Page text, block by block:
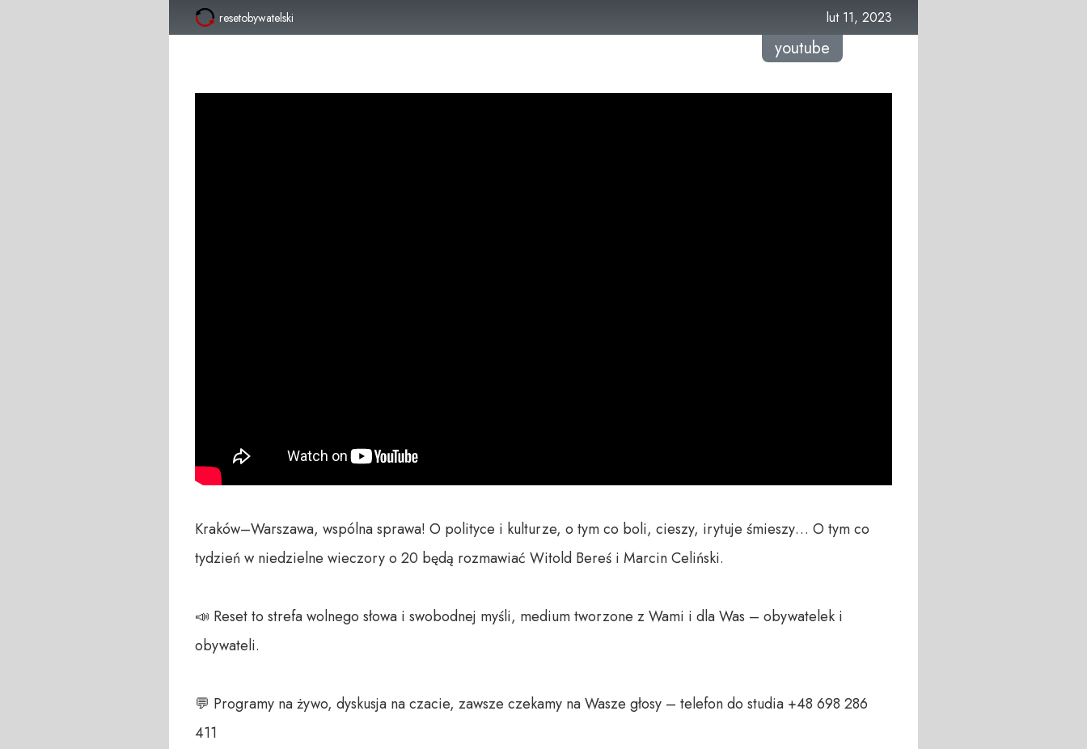
resetobywatelski lut 11, 2023
youtube
Kraków–Warszawa, wspólna sprawa! O polityce i kulturze, o tym co boli, cieszy, irytuje śmieszy… O tym co
tydzień w niedzielne wieczory o 20 będą rozmawiać Witold Bereś i Marcin Celiński.
📣 Reset to strefa wolnego słowa i swobodnej myśli, medium tworzone z Wami i dla Was – obywatelek i
obywateli.
💬 Programy na żywo, dyskusja na czacie, zawsze czekamy na Wasze głosy – telefon do studia +48 698 286
411